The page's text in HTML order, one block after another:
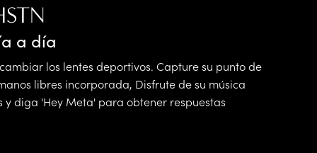
a día
los lentes deportivos. Capture su punto de
libres incorporada, Disfrute de su música
diga 'Hey Meta' para obtener respuestas